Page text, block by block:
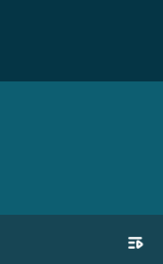
playlist_play